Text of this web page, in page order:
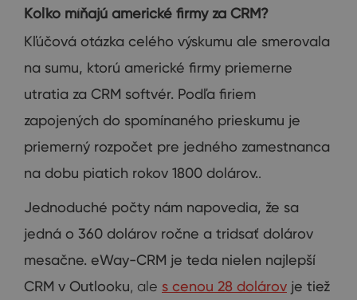
Koľko míňajú americké firmy za CRM?
Kľúčová otázka celého výskumu ale smerovala
na sumu, ktorú americké firmy priemerne
utratia za CRM softvér. Podľa firiem
zapojených do spomínaného prieskumu je
priemerný rozpočet pre jedného zamestnanca
na dobu piatich rokov 1800 dolárov..
Jednoduché počty nám napovedia, že sa
jedná o 360 dolárov ročne a tridsať dolárov
mesačne. eWay-CRM je teda nielen najlepší
CRM v Outlooku, ale s cenou 28 dolárov je tiež